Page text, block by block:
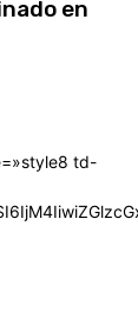
en
td-